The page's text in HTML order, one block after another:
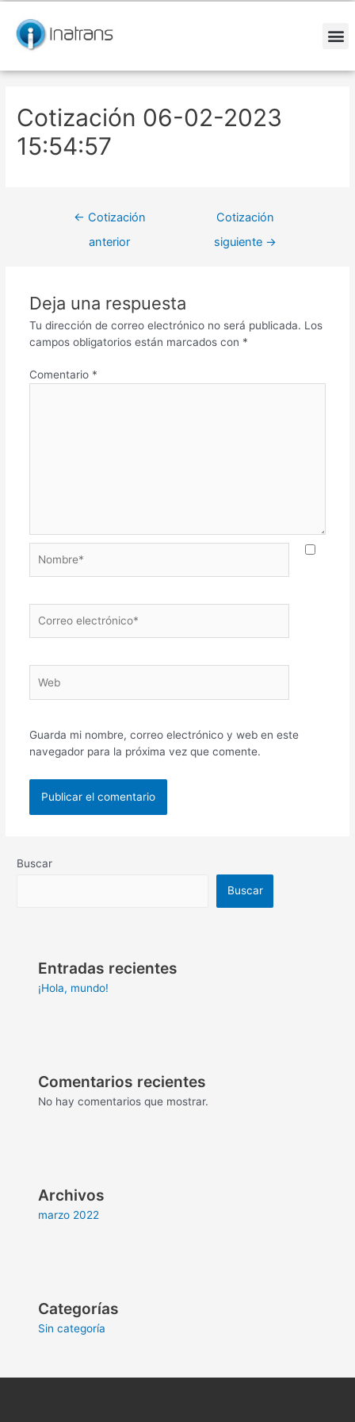
contenido
Cotización 06-02-2023
15:54:57
de
entradas
← Cotización
anterior
Cotización
siguiente →
Deja una respuesta
Tu dirección de correo electrónico no será publicada. Los
campos obligatorios están marcados con *
Comentario *
electrónico*
Guarda mi nombre, correo electrónico y web en este
navegador para la próxima vez que comente.
Buscar
Buscar
Entradas recientes
¡Hola, mundo!
Comentarios recientes
No hay comentarios que mostrar.
Archivos
marzo 2022
Categorías
Sin categoría